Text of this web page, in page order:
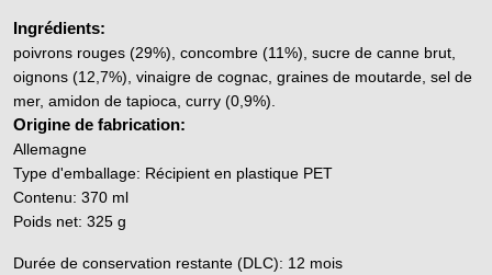
Ingrédients:
poivrons rouges (29%), concombre (11%), sucre de canne brut,
oignons (12,7%), vinaigre de cognac, graines de moutarde, sel de
mer, amidon de tapioca, curry (0,9%).
Origine de fabrication:
Allemagne
Type d'emballage: Récipient en plastique PET
Contenu: 370 ml
Poids net: 325 g
Durée de conservation restante (DLC): 12 mois